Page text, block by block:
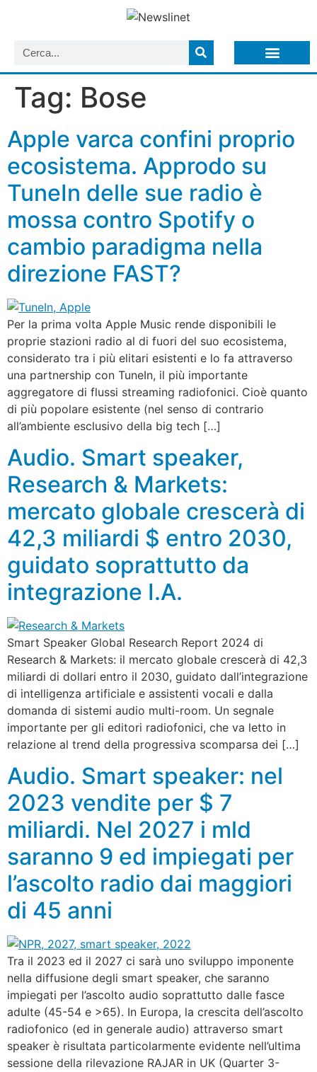
Tag: Bose
Apple varca confini proprio
ecosistema. Approdo su
TuneIn delle sue radio è
mossa contro Spotify o
cambio paradigma nella
direzione FAST?
Per la prima volta Apple Music rende disponibili le
proprie stazioni radio al di fuori del suo ecosistema,
considerato tra i più elitari esistenti e lo fa attraverso
una partnership con TuneIn, il più importante
aggregatore di flussi streaming radiofonici. Cioè quanto
di più popolare esistente (nel senso di contrario
all’ambiente esclusivo della big tech […]
Audio. Smart speaker,
Research & Markets:
mercato globale crescerà di
42,3 miliardi $ entro 2030,
guidato soprattutto da
integrazione I.A.
Smart Speaker Global Research Report 2024 di
Research & Markets: il mercato globale crescerà di 42,3
miliardi di dollari entro il 2030, guidato dall’integrazione
di intelligenza artificiale e assistenti vocali e dalla
domanda di sistemi audio multi-room. Un segnale
importante per gli editori radiofonici, che va letto in
relazione al trend della progressiva scomparsa dei […]
Audio. Smart speaker: nel
2023 vendite per $ 7
miliardi. Nel 2027 i mld
saranno 9 ed impiegati per
l’ascolto radio dai maggiori
di 45 anni
Tra il 2023 ed il 2027 ci sarà uno sviluppo imponente
nella diffusione degli smart speaker, che saranno
impiegati per l’ascolto audio soprattutto dalle fasce
adulte (45-54 e >65). In Europa, la crescita dell’ascolto
radiofonico (ed in generale audio) attraverso smart
speaker è risultata particolarmente evidente nell’ultima
sessione della rilevazione RAJAR in UK (Quarter 3-